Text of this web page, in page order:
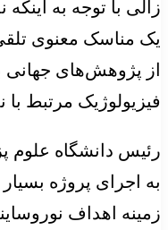
زالی با توجه به اینکه
یک مناسک معنوی
از پژوهش‌های
فیزیولوژیک مرتبط با
رئیس دانشگاه علوم
به اجرای پروژه
زمینه اهداف